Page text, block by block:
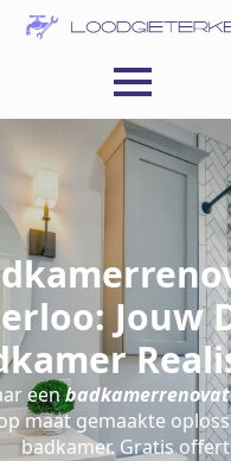
Jouw
een
maat gemaakte
badkamer. Gratis